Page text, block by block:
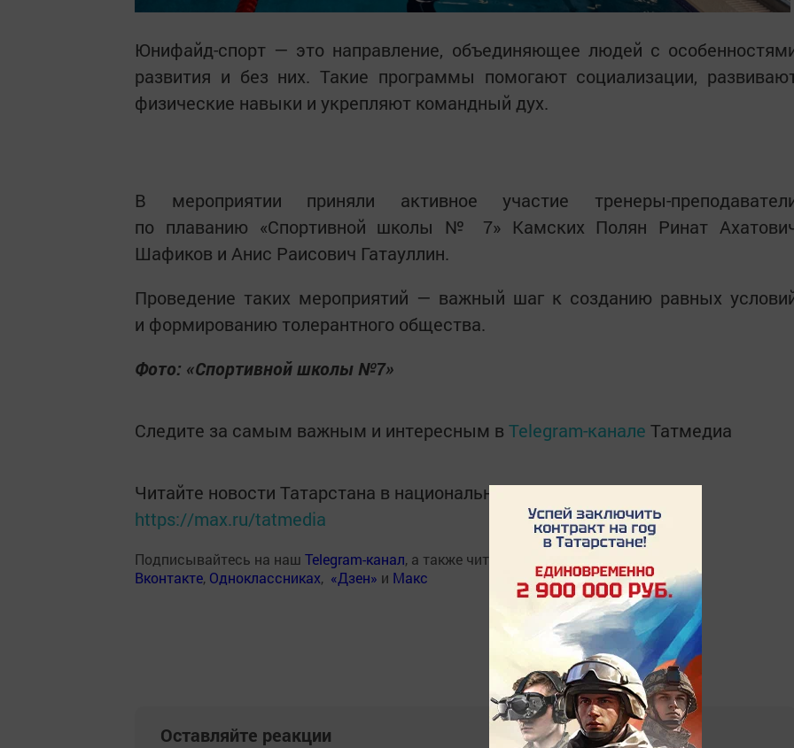
Юнифайд-спорт — это направление, объединяющее людей с
развития и без них. Такие программы помогают социализации,
физические навыки и укрепляют командный дух.
В мероприятии приняли активное участие тренеры-
по плаванию «Спортивной школы № 7» Камских Полян Ринат
Шафиков и Анис Раисович Гатауллин.
Проведение таких мероприятий — важный шаг к созданию равных
и формированию толерантного общества.
Фото: «Спортивной школы №7»
Следите за самым важным и интересным в Telegram-канале Татмедиа
Читайте новости Татарстана в национальном мессенджере MАХ:
https://max.ru/tatmedia
Подписывайтесь на наш Telegram-канал, а также читайте нас
Вконтакте, Одноклассниках, «Дзен» и Макс
Оставляйте реакции